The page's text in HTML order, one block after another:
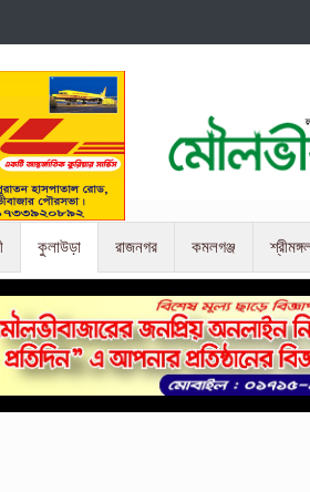
কুলাউড়া রাজনগর কমলগঞ্জ